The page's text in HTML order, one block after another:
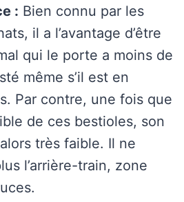
: Bien connu par les
il a l’avantage d’être
qui le porte a moins de
même s’il est en
Par contre, une fois que
de ces bestioles, son
très faible. Il ne
l’arrière-train, zone